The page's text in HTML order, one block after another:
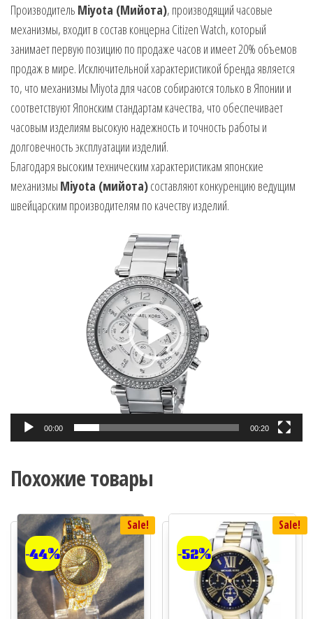
Производитель Miyota (Мийота), производящий часовые
механизмы, входит в состав концерна Citizen Watch, который
занимает первую позицию по продаже часов и имеет 20% объемов
продаж в мире. Исключительной характеристикой бренда является
то, что механизмы Miyota для часов собираются только в Японии и
соответствуют Японским стандартам качества, что обеспечивает
часовым изделиям высокую надежность и точность работы и
долговечность эксплуатации изделий.
Благодаря высоким техническим характеристикам японские
механизмы Miyota (мийота)составляют конкуренцию ведущим
швейцарским производителям по качеству изделий.
00:00 00:20
Похожие товары
Sale!
-44%
Sale!
-52%